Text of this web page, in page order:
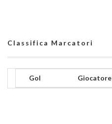
Classifica Marcatori
Gol Giocatore